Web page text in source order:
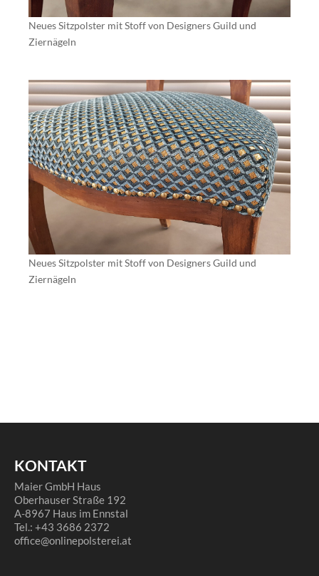
Neues Sitzpolster mit Stoff von Designers Guild und
Ziernägeln
Neues Sitzpolster mit Stoff von Designers Guild und
Ziernägeln
KONTAKT
Maier GmbH Haus
Oberhauser Straße 192
A-8967 Haus im Ennstal
Tel.: +43 3686 2372
office@onlinepolsterei.at